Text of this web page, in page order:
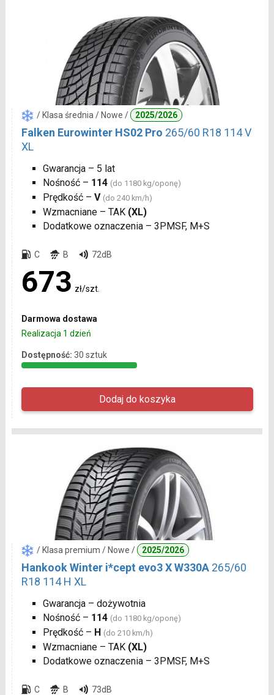
/ Klasa średnia / Nowe / 2025/2026
Falken Eurowinter HS02 Pro 265/60 R18 114 V
XL
Gwarancja – 5 lat
Nośność – 114 (do 1180 kg/oponę)
Prędkość – V (do 240 km/h)
Wzmacniane – TAK (XL)
Dodatkowe oznaczenia – 3PMSF, M+S
C B 72dB
673 zł/szt.
Darmowa dostawa
Realizacja 1 dzień
Dostępność: 30 sztuk
/ Klasa premium / Nowe / 2025/2026
Hankook Winter i*cept evo3 X W330A 265/60
R18 114 H XL
Gwarancja – dożywotnia
Nośność – 114 (do 1180 kg/oponę)
Prędkość – H (do 210 km/h)
Wzmacniane – TAK (XL)
Dodatkowe oznaczenia – 3PMSF, M+S
C B 73dB